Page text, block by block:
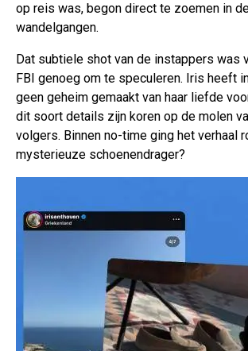
op reis was, begon direct te zoemen in
wandelgangen.
Dat subtiele shot van de instappers was
FBI genoeg om te speculeren. Iris heeft
geen geheim gemaakt van haar liefde
dit soort details zijn koren op de molen
volgers. Binnen no-time ging het verhaal
mysterieuze schoenendrager?